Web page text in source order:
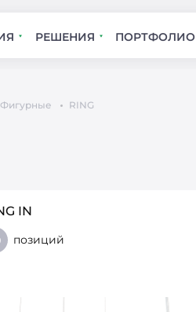
РЕШЕНИЯ ПОРТФОЛИО
Фигурные RING
IN
позиций